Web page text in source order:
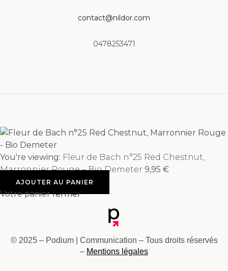
contact@nildor.com
0478253471
You're viewing: Fleur de Bach n°25 Red Chestnut,
Marronnier Rouge – Bio Demeter 9,95 €
AJOUTER AU PANIER
Votre panier fermer
© 2025 – Podium | Communication – Tous droits réservés
– Mentions légales